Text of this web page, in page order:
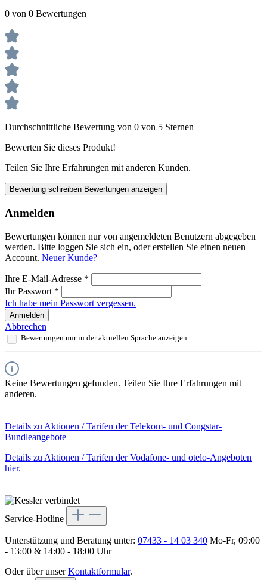
0 von 0 Bewertungen
Durchschnittliche Bewertung von 0 von 5 Sternen
Bewerten Sie dieses Produkt!
Teilen Sie Ihre Erfahrungen mit anderen Kunden.
Bewertung schreiben Bewertungen anzeigen
Anmelden
Bewertungen können nur von angemeldeten Benutzern abgegeben
werden. Bitte loggen Sie sich ein, oder erstellen Sie einen neuen
Account. Neuer Kunde?
Ihre E-Mail-Adresse *
Ihr Passwort *
Ich habe mein Passwort vergessen.
Anmelden
Abbrechen
Bewertungen nur in der aktuellen Sprache anzeigen.
Keine Bewertungen gefunden. Teilen Sie Ihre Erfahrungen mit
anderen.
Details zu Aktionen / Tarifen der Telekom- und Congstar-
Bundleangebote
Details zu Aktionen / Tarifen der Vodafone- und otelo-Angeboten
hier.
Service-Hotline
Unterstützung und Beratung unter: 07433 - 14 03 340 Mo-Fr, 09:00
- 13:00 & 14:00 - 18:00 Uhr
Oder über unserKontaktformular.